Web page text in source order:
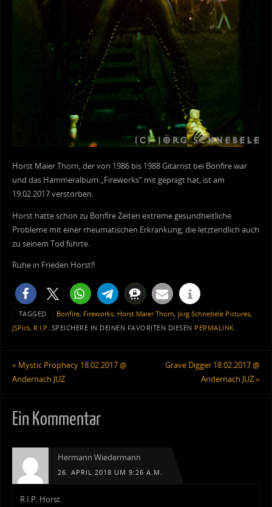
Horst Maier Thorn, der von 1986 bis 1988 Gitarrist bei Bonfire war
und das Hammeralbum „Fireworks“ mit geprägt hat, ist am
19.02.2017 verstorben.
Horst hatte schon zu Bonfire Zeiten extreme gesundheitliche
Probleme mit einer rheumatischen Erkrankung, die letztendlich auch
zu seinem Tod führte.
Ruhe in Frieden Horst!!
TAGGED Bonfire, Fireworks, Horst Maier Thorn, Jörg Schnebele Pictures,
JSPics, R.I.P. SPEICHERE IN DEINEN FAVORITEN DIESEN PERMALINK
« Mystic Prophecy 18.02.2017 @
Andernach JUZ
Grave Digger 18.02.2017 @
Andernach JUZ»
Ein Kommentar
Hermann Wiedermann
26. APRIL 2018 UM 9:26 A.M.
R.I.P. Horst.